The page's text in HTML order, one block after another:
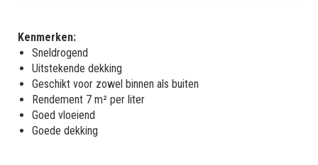
Kenmerken:
Sneldrogend
Uitstekende dekking
Geschikt voor zowel binnen als buiten
Rendement 7 m² per liter
Goed vloeiend
Goede dekking